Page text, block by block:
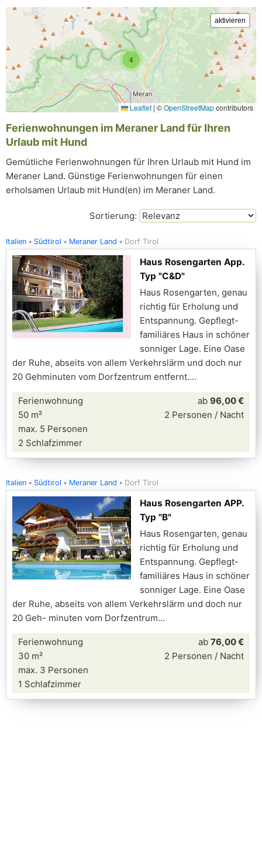
4
Leaflet | ©OpenStreetMapcontributors
Ferienwohnungen im Meraner Land für Ihren
Urlaub mit Hund
Gemütliche Ferienwohnungen für Ihren Urlaub mit Hund im
Meraner Land. Günstige Ferienwohnungen für einen
erholsamen Urlaub mit Hund(en) im Meraner Land.
Sortierung:
Italien Südtirol Meraner Land Dorf Tirol
Haus Rosengarten App.
Typ "C&D"
Haus Rosengarten, genau
richtig für Erholung und
Entspannung. Gepflegt-
familiäres Haus in schöner
sonniger Lage. Eine Oase
der Ruhe, abseits von allem Verkehrslärm und doch nur
20 Gehminuten vom Dorfzentrum entfernt.
Ferienwohnung
50 m²
max. 5 Personen
2 Schlafzimmer
ab 96,00 €
2 Personen / Nacht
Italien Südtirol Meraner Land Dorf Tirol
Haus Rosengarten APP.
Typ "B"
Haus Rosengarten, genau
richtig für Erholung und
Entspannung. Gepflegt-
familiäres Haus in schöner
sonniger Lage. Eine Oase
der Ruhe, abseits von allem Verkehrslärm und doch nur
20 Geh- minuten vom Dorfzentrum
Ferienwohnung
30 m²
max. 3 Personen
1 Schlafzimmer
ab 76,00 €
2 Personen / Nacht